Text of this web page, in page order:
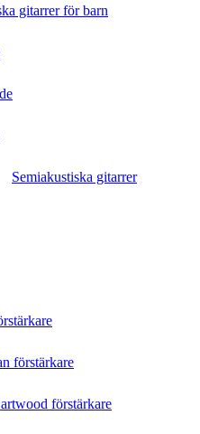
gitarrer för barn
Semiakustiska gitarrer
förstärkare
förstärkare